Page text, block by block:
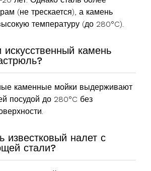
(не трескается), а камень
температуру (до 280°C).
искусственный камень
каменные мойки выдерживают
посудой до 280°C без
известковый налет с
стали?